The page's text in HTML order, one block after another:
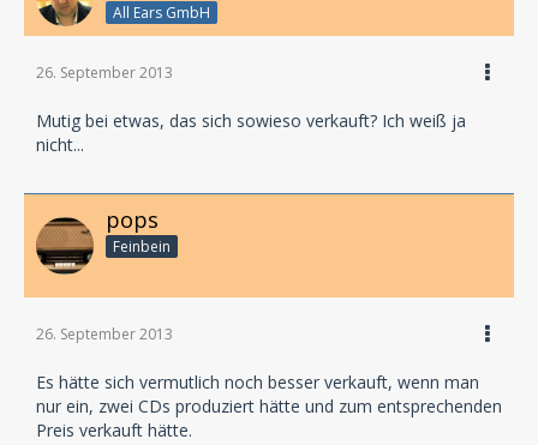
All Ears GmbH
26. September 2013
Mutig bei etwas, das sich sowieso verkauft? Ich weiß ja
nicht...
pops
Feinbein
26. September 2013
Es hätte sich vermutlich noch besser verkauft, wenn man
nur ein, zwei CDs produziert hätte und zum entsprechenden
Preis verkauft hätte.